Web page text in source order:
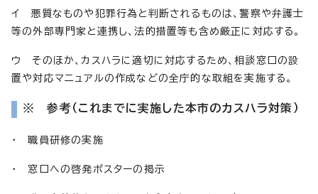
イ 悪質なものや犯罪行為と判断されるものは、警察や弁護士
等の外部専門家と連携し、法的措置等も含め厳正に対応する。
ウ そのほか、カスハラに適切に対応するため、相談窓口の設
置や対応マニュアルの作成などの全庁的な取組を実施する。
※ 参考（これまでに実施した本市のカスハラ対策）
・ 職員研修の実施
・ 窓口への啓発ポスターの掲示